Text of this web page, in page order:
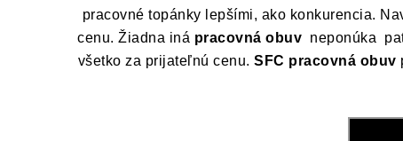
pracovné topánky lepšími, ako konkurencia.
cenu. Žiadna iná pracovná obuv neponúka
všetko za prijateľnú cenu. SFC pracovná obuv